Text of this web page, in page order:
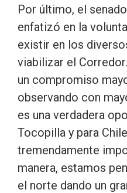
Por último, el
enfatizó en la
existir en los
viabilizar el
un compromiso
observando con
es una verdadera
Tocopilla y para
tremendamente
manera, estamos
el norte dando un